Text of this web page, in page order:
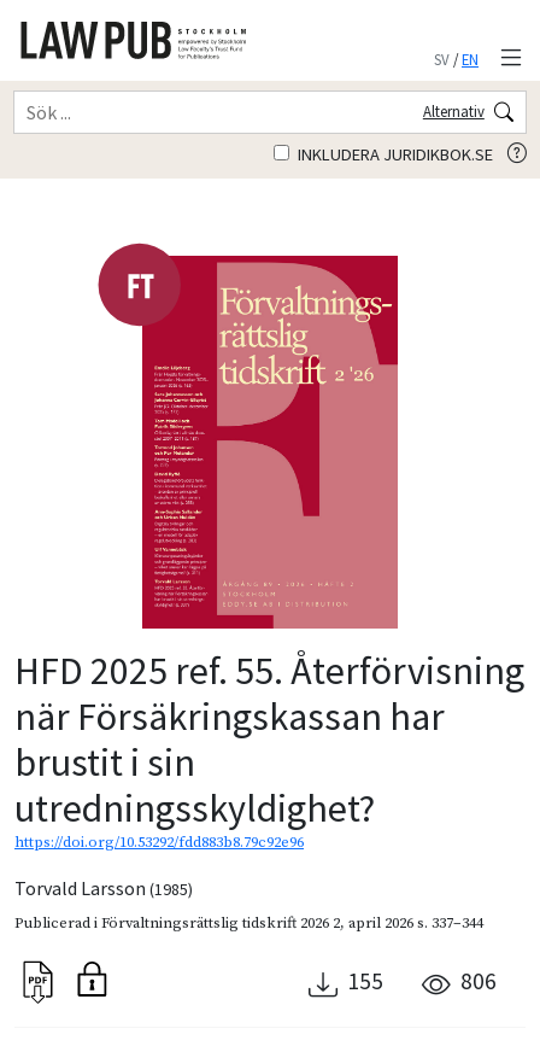
SV/EN
Alternativ
INKLUDERA JURIDIKBOK.SE
HFD 2025 ref. 55. Återförvisning
när Försäkringskassan har
brustit i sin
utredningsskyldighet?
https://doi.org/10.53292/fdd883b8.79c92e96
Torvald Larsson (1985)
Publicerad iFörvaltningsrättslig tidskrift 2026 2, april 2026s. 337–344
155 806